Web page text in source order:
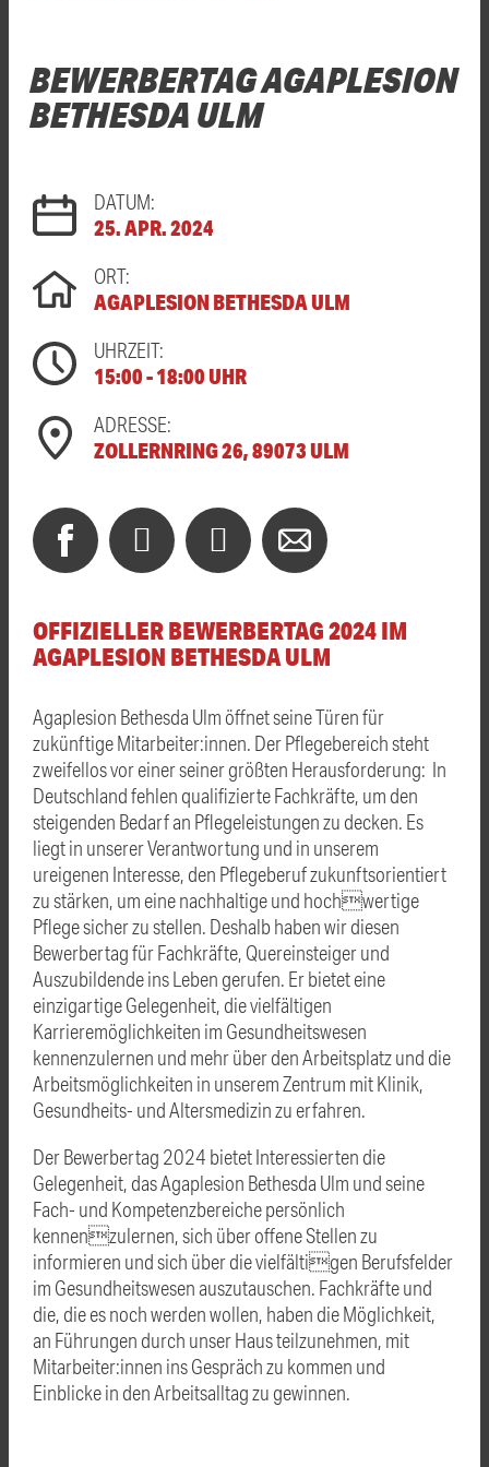
BEWERBERTAG AGAPLESION
BETHESDA ULM
DATUM:
25. APR. 2024
ORT:
AGAPLESION BETHESDA ULM
UHRZEIT:
15:00 - 18:00 UHR
ADRESSE:
ZOLLERNRING 26, 89073 ULM
OFFIZIELLER BEWERBERTAG 2024 IM
AGAPLESION BETHESDA ULM
Agaplesion Bethesda Ulm öffnet seine Türen für
zukünftige Mitarbeiter:innen. Der Pflegebereich steht
zweifellos vor einer seiner größten Herausforderung: In
Deutschland fehlen qualifizierte Fachkräfte, um den
steigenden Bedarf an Pflegeleistungen zu decken. Es
liegt in unserer Verantwortung und in unserem
ureigenen Interesse, den Pflegeberuf zukunftsorientiert
zu stärken, um eine nachhaltige und hochwertige
Pflege sicher zu stellen. Deshalb haben wir diesen
Bewerbertag für Fachkräfte, Quereinsteiger und
Auszubildende ins Leben gerufen. Er bietet eine
einzigartige Gelegenheit, die vielfältigen
Karrieremöglichkeiten im Gesundheitswesen
kennenzulernen und mehr über den Arbeitsplatz und die
Arbeitsmöglichkeiten in unserem Zentrum mit Klinik,
Gesundheits- und Altersmedizin zu erfahren.
Der Bewerbertag 2024 bietet Interessierten die
Gelegenheit, das Agaplesion Bethesda Ulm und seine
Fach- und Kompetenzbereiche persönlich
kennenzulernen, sich über offene Stellen zu
informieren und sich über die vielfältigen Berufsfelder
im Gesundheitswesen auszutauschen. Fachkräfte und
die, die es noch werden wollen, haben die Möglichkeit,
an Führungen durch unser Haus teilzunehmen, mit
Mitarbeiter:innen ins Gespräch zu kommen und
Einblicke in den Arbeitsalltag zu gewinnen.